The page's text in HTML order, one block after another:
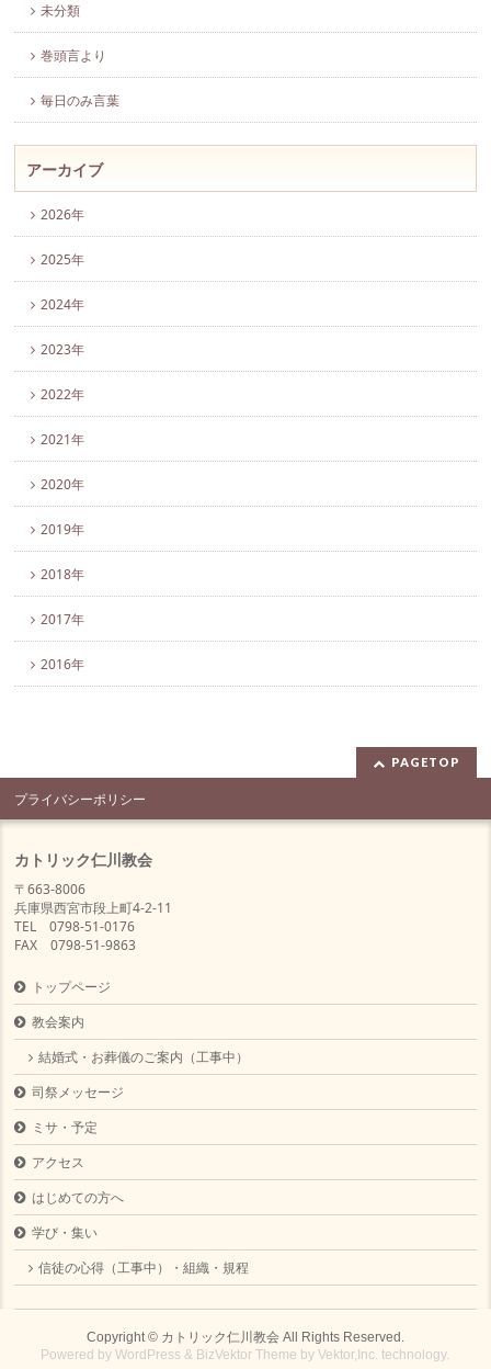
未分類
巻頭言より
毎日のみ言葉
アーカイブ
2026年
2025年
2024年
2023年
2022年
2021年
2020年
2019年
2018年
2017年
2016年
PAGETOP
プライバシーポリシー
カトリック仁川教会
〒663-8006
兵庫県西宮市段上町4-2-11
TEL 0798-51-0176
FAX 0798-51-9863
トップページ
教会案内
結婚式・お葬儀のご案内（工事中）
司祭メッセージ
ミサ・予定
アクセス
はじめての方へ
学び・集い
信徒の心得（工事中）・組織・規程
Copyright © カトリック仁川教会All Rights Reserved.
Powered byWordPress & BizVektor Theme byVektor,Inc. technology.